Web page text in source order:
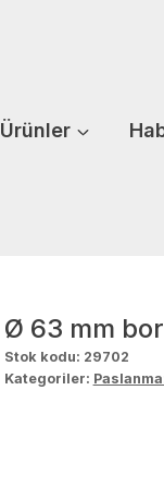
Ürünler
Ø 63 mm
Stok kodu: 29702
Kategoriler: